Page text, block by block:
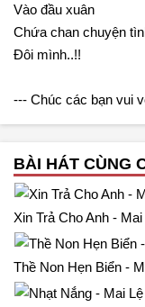
Vào đầu xuân
Chứa chan chuyện
Đôi mình..!!
--- Chúc các bạn vui
BÀI HÁT CÙNG
Xin Trả Cho Anh -
Thề Non Hẹn Biển -